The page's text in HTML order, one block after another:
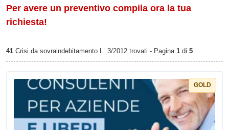
Per avere un preventivo compila ora la tua
richiesta!
41 Crisi da sovraindebitamento L. 3/2012 trovati - Pagina 1 di 5
GOLD